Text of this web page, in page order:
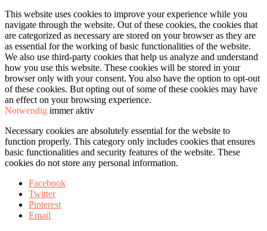
This website uses cookies to improve your experience while you
navigate through the website. Out of these cookies, the cookies that
are categorized as necessary are stored on your browser as they are
as essential for the working of basic functionalities of the website.
We also use third-party cookies that help us analyze and understand
how you use this website. These cookies will be stored in your
browser only with your consent. You also have the option to opt-out
of these cookies. But opting out of some of these cookies may have
an effect on your browsing experience.
Notwendig immer aktiv
Necessary cookies are absolutely essential for the website to
function properly. This category only includes cookies that ensures
basic functionalities and security features of the website. These
cookies do not store any personal information.
Facebook
Twitter
Pinterest
Email